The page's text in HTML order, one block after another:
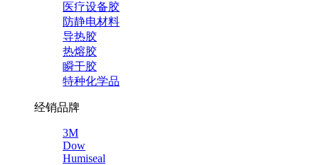
医疗设备胶
防静电材料
导热胶
热熔胶
瞬干胶
特种化学品
经销品牌
3M
Dow
Humiseal